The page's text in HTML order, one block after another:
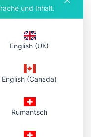
es
oder ziehen Sie sie in
Sie eine direkte
und Inhalt.
English (UK)
English (Canada)
Rumantsch